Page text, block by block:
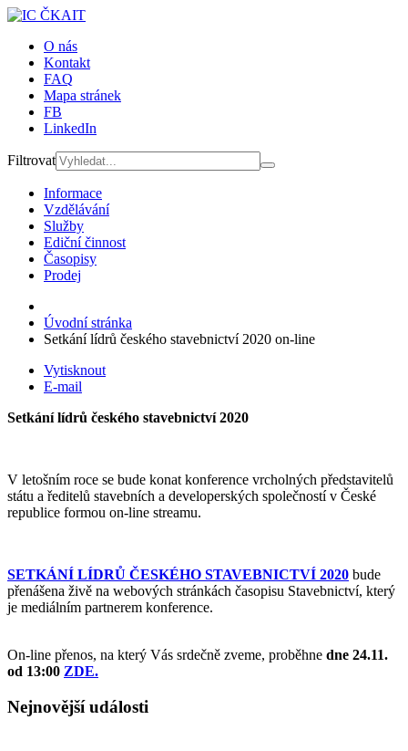
O nás
Kontakt
FAQ
Mapa stránek
FB
LinkedIn
Filtrovat
Informace
Vzdělávání
Služby
Ediční činnost
Časopisy
Prodej
Úvodní stránka
Setkání lídrů českého stavebnictví 2020 on-line
Vytisknout
E-mail
Setkání lídrů českého stavebnictví 2020
V letošním roce se bude konat konference vrcholných představitelů
státu a ředitelů stavebních a developerských společností v České
republice formou on-line streamu.
SETKÁNÍ LÍDRŮ ČESKÉHO STAVEBNICTVÍ 2020 bude
přenášena živě na webových stránkách časopisu Stavebnictví, který
je mediálním partnerem konference.
On-line přenos, na který Vás srdečně zveme, proběhne dne 24.11.
od 13:00 ZDE.
Nejnovější události